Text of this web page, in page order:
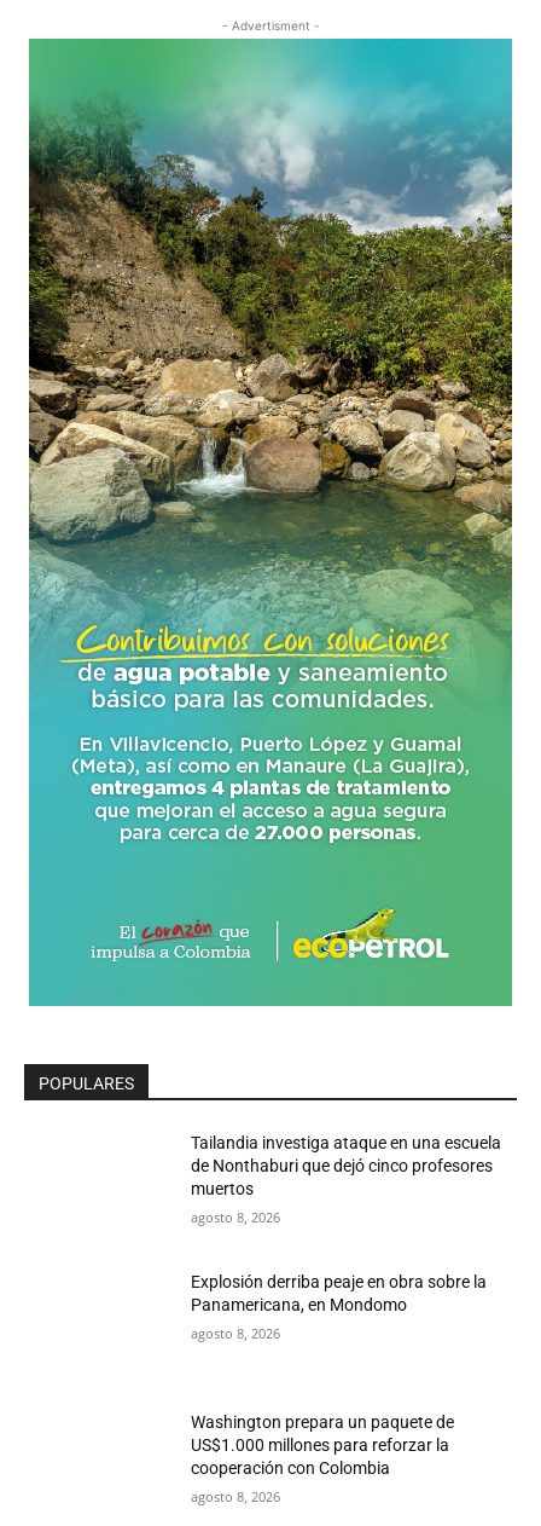
- Advertisment -
POPULARES
Tailandia investiga ataque en una escuela
de Nonthaburi que dejó cinco profesores
muertos
agosto 8, 2026
Explosión derriba peaje en obra sobre la
Panamericana, en Mondomo
agosto 8, 2026
Washington prepara un paquete de
US$1.000 millones para reforzar la
cooperación con Colombia
agosto 8, 2026